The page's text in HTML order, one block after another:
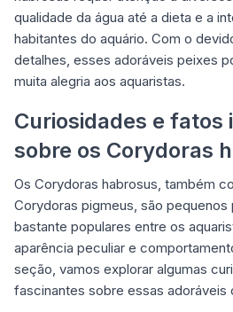
qualidade da água até a dieta e a
habitantes do aquário. Com o
detalhes, esses adoráveis peixes
muita alegria aos aquaristas.
Curiosidades e fatos
sobre os Corydoras
Os Corydoras habrosus, também
Corydoras pigmeus, são
bastante populares entre os
aparência peculiar e
seção, vamos explorar algumas
fascinantes sobre essas adoráveis